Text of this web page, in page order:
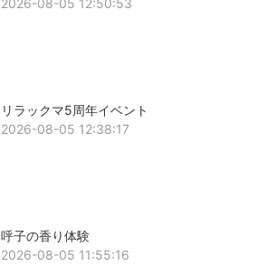
リラックマ5周年イベント
2026-08-05 12:38:17
呼子の香り体験
2026-08-05 11:55:16